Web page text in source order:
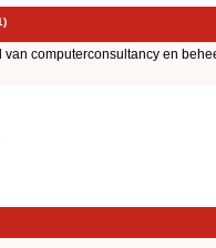
computerconsultancy en